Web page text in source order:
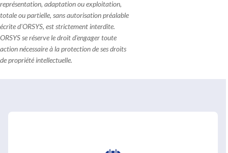
représentation, adaptation ou exploitation,
totale ou partielle, sans autorisation préalable
écrite d'ORSYS, est strictement interdite.
ORSYS se réserve le droit d'engager toute
action nécessaire à la protection de ses droits
de propriété intellectuelle.